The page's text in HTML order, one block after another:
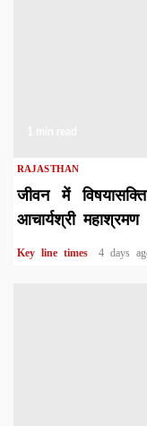
RAJASTHAN
जीवन में
आचार्यश्री महाश्रमण
Key line times 4 days